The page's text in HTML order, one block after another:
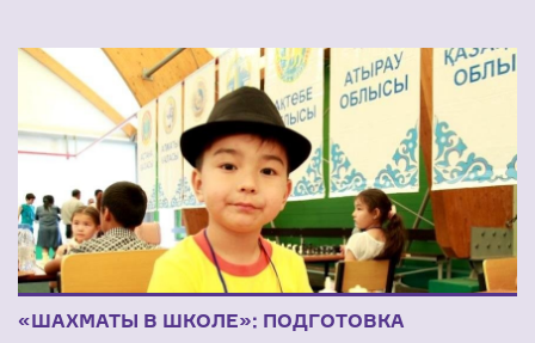
«ШАХМАТЫ В ШКОЛЕ»: ПОДГОТОВКА